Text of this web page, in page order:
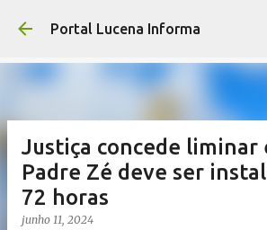
Pular para o conteúdo
Portal Lucena Informa
Justiça concede liminar
Padre Zé deve ser
72 horas
junho 11, 2024